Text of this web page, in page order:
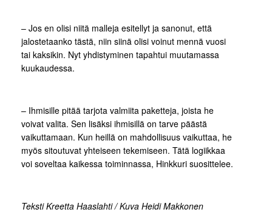
– Jos en olisi niitä malleja esitellyt ja sanonut, että
jalostetaanko tästä, niin siinä olisi voinut mennä vuosi
tai kaksikin. Nyt yhdistyminen tapahtui muutamassa
kuukaudessa.
– Ihmisille pitää tarjota valmiita paketteja, joista he
voivat valita. Sen lisäksi ihmisillä on tarve päästä
vaikuttamaan. Kun heillä on mahdollisuus vaikuttaa, he
myös sitoutuvat yhteiseen tekemiseen. Tätä logiikkaa
voi soveltaa kaikessa toiminnassa, Hinkkuri suosittelee.
Teksti Kreetta Haaslahti / Kuva Heidi Makkonen